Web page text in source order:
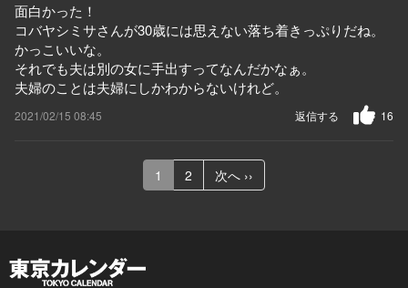
面白かった！
コバヤシミサさんが30歳には思えない落ち着きっぷりだね。
かっこいいな。
それでも夫は別の女に手出すってなんだかなぁ。
夫婦のことは夫婦にしかわからないけれど。
2021/02/15 08:45 16
返信する
1 2 次へ ››